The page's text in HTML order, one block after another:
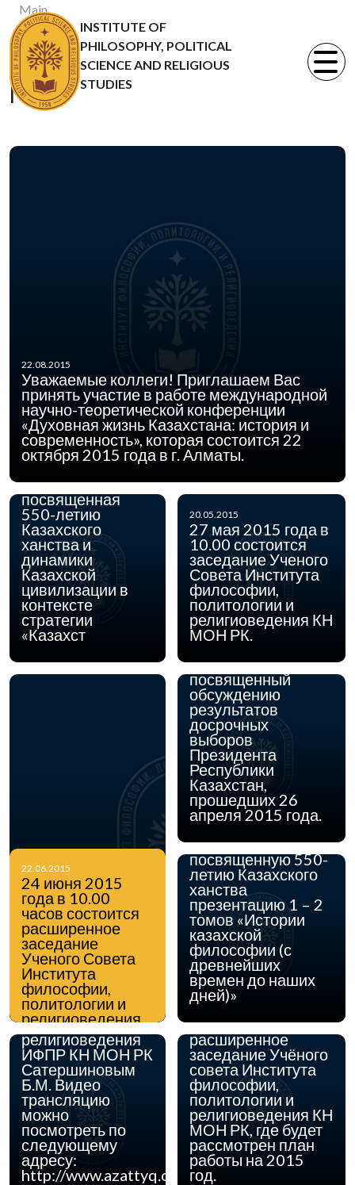
INSTITUTE OF
PHILOSOPHY, POLITICAL
SCIENCE AND RELIGIOUS
STUDIES
Main
News
Статьи
News
22.08.2015
Уважаемые коллеги! Приглашаем Вас
принять участие в работе международной
научно-теоретической конференции
«Духовная жизнь Казахстана: история и
современность», которая состоится 22
октября 2015 года в г. Алматы.
22.06.2015
24 июня 2015
года в 10.00
часов состоится
расширенное
заседание
Ученого Совета
Института
философии,
политологии и
религиоведения
КН МОН РК.
16 июня 2015
международная
научно-
практическая
конференция
«Феномен
Казахского
ханства: история
современность»,
посвященная
550-летию
Казахского
ханства и
динамики
Казахской
цивилизации в
контексте
стратегии
«Казахст
20.05.2015
27 мая 2015 года в
10.00 состоится
заседание Ученого
Совета Института
философии,
политологии и
религиоведения КН
МОН РК.
04.05.2015
4 мая 2015 года в
Институте
философии,
политологии и
религиоведения КН
круглый стол,
посвященный
обсуждению
результатов
досрочных
выборов
Президента
Республики
Казахстан,
прошедших 26
апреля 2015 года.
14.04.2015
21 апреля 2015 г.
Институт
философии,
политологии и
религиоведения
Комитета науки
МОН РК в формате
«Круглого стола»
проводит
посвященную 550-
летию Казахского
ханства
презентацию 1 – 2
томов «Истории
казахской
философии (с
древнейших
времен до наших
дней)»
29.01.2015
В данный момент
на сайте Радио
Азаттық проходит
онлайн-
конференция с
участием
заведующего
отделом
религиоведения
ИФПР КН МОН РК
Сатершиновым
Б.М. Видео
трансляцию
можно
посмотреть по
следующему
адресу:
http://www.azattyq.org/
08.12.2014
25 февраля 2015 г.
состоится
расширенное
заседание Учёного
совета Института
философии,
политологии и
религиоведения КН
МОН РК, где будет
рассмотрен план
работы на 2015
год.